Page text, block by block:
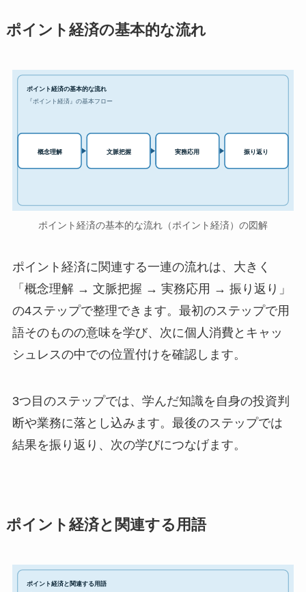
ポイント経済の基本的な流れ
ポイント経済の基本的な流れ
『ポイント経済』の基本フロー
概念理解 文脈把握 実務応用 振り返り
ポイント経済の基本的な流れ（ポイント経済）の図解
ポイント経済に関連する一連の流れは、大きく
「概念理解 → 文脈把握 → 実務応用 → 振り返り」
の4ステップで整理できます。最初のステップで用
語そのものの意味を学び、次に個人消費とキャッ
シュレスの中での位置付けを確認します。
3つ目のステップでは、学んだ知識を自身の投資判
断や業務に落とし込みます。最後のステップでは
結果を振り返り、次の学びにつなげます。
ポイント経済と関連する用語
ポイント経済と関連する用語